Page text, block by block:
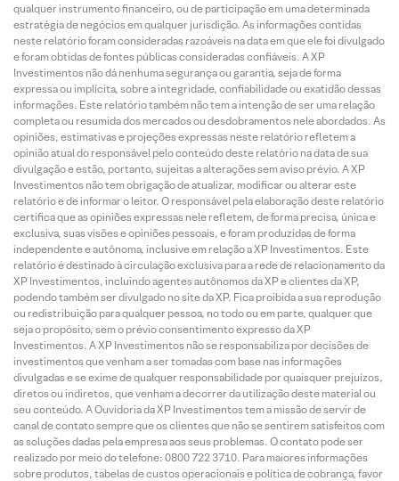
qualquer instrumento financeiro, ou de participação em uma determinada
estratégia de negócios em qualquer jurisdição. As informações contidas
neste relatório foram consideradas razoáveis na data em que ele foi divulgado
e foram obtidas de fontes públicas consideradas confiáveis. A XP
Investimentos não dá nenhuma segurança ou garantia, seja de forma
expressa ou implícita, sobre a integridade, confiabilidade ou exatidão dessas
informações. Este relatório também não tem a intenção de ser uma relação
completa ou resumida dos mercados ou desdobramentos nele abordados. As
opiniões, estimativas e projeções expressas neste relatório refletem a
opinião atual do responsável pelo conteúdo deste relatório na data de sua
divulgação e estão, portanto, sujeitas a alterações sem aviso prévio. A XP
Investimentos não tem obrigação de atualizar, modificar ou alterar este
relatório e de informar o leitor. O responsável pela elaboração deste relatório
certifica que as opiniões expressas nele refletem, de forma precisa, única e
exclusiva, suas visões e opiniões pessoais, e foram produzidas de forma
independente e autônoma, inclusive em relação a XP Investimentos. Este
relatório é destinado à circulação exclusiva para a rede de relacionamento da
XP Investimentos, incluindo agentes autônomos da XP e clientes da XP,
podendo também ser divulgado no site da XP. Fica proibida a sua reprodução
ou redistribuição para qualquer pessoa, no todo ou em parte, qualquer que
seja o propósito, sem o prévio consentimento expresso da XP
Investimentos. A XP Investimentos não se responsabiliza por decisões de
investimentos que venham a ser tomadas com base nas informações
divulgadas e se exime de qualquer responsabilidade por quaisquer prejuízos,
diretos ou indiretos, que venham a decorrer da utilização deste material ou
seu conteúdo. A Ouvidoria da XP Investimentos tem a missão de servir de
canal de contato sempre que os clientes que não se sentirem satisfeitos com
as soluções dadas pela empresa aos seus problemas. O contato pode ser
realizado por meio do telefone: 0800 722 3710. Para maiores informações
sobre produtos, tabelas de custos operacionais e política de cobrança, favor